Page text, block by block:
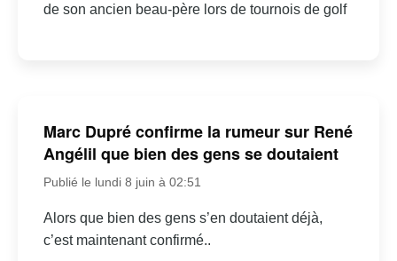
de son ancien beau-père lors de tournois de golf
Marc Dupré confirme la rumeur sur René
Angélil que bien des gens se doutaient
Publié le lundi 8 juin à 02:51
Alors que bien des gens s’en doutaient déjà,
c’est maintenant confirmé..